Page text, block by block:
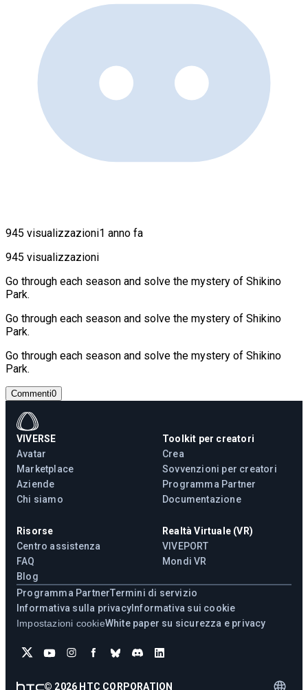
945 visualizzazioni1 anno fa
945 visualizzazioni
Go through each season and solve the mystery of Shikino
Park.
Go through each season and solve the mystery of Shikino
Park.
Go through each season and solve the mystery of Shikino
Park.
Commenti0
VIVERSE
Avatar
Marketplace
Aziende
Chi siamo
Toolkit per creatori
Crea
Sovvenzioni per creatori
Programma Partner
Documentazione
Risorse
Centro assistenza
FAQ
Blog
Realtà Virtuale (VR)
VIVEPORT
Mondi VR
Programma PartnerTermini di servizio
Informativa sulla privacy Informativa sui cookie
Impostazioni cookieWhite paper su sicurezza e privacy
© 2026 HTC CORPORATION